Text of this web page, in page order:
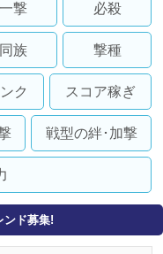
一撃 必殺
同族 撃種
ク スコア稼ぎ
戦型の絆･加撃
ンド募集!